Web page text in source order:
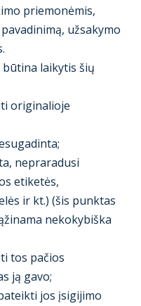
priemonėmis,
užsakymo
laikytis šių
originalioje
nepraradusi
etiketės,
ir kt.) (šis punktas
nekokybiška
tos pačios
ją gavo;
jos įsigijimo